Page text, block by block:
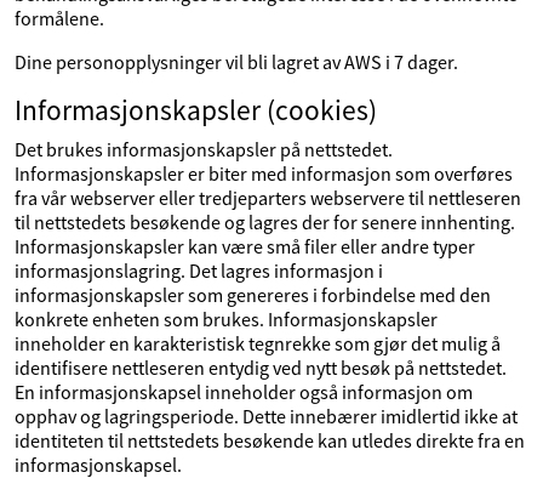
formålene.
Dine personopplysninger vil bli lagret av AWS i 7 dager.
Informasjonskapsler (cookies)
Det brukes informasjonskapsler på nettstedet.
Informasjonskapsler er biter med informasjon som overføres
fra vår webserver eller tredjeparters webservere til nettleseren
til nettstedets besøkende og lagres der for senere innhenting.
Informasjonskapsler kan være små filer eller andre typer
informasjonslagring. Det lagres informasjon i
informasjonskapsler som genereres i forbindelse med den
konkrete enheten som brukes. Informasjonskapsler
inneholder en karakteristisk tegnrekke som gjør det mulig å
identifisere nettleseren entydig ved nytt besøk på nettstedet.
En informasjonskapsel inneholder også informasjon om
opphav og lagringsperiode. Dette innebærer imidlertid ikke at
identiteten til nettstedets besøkende kan utledes direkte fra en
informasjonskapsel.